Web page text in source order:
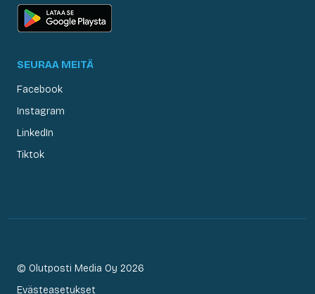
SEURAA MEITÄ
Facebook
Instagram
LinkedIn
Tiktok
© Olutposti Media Oy 2026
Evästeasetukset